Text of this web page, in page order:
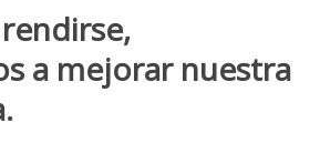
a mejorar nuestra